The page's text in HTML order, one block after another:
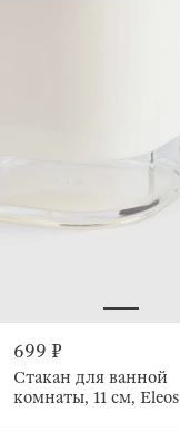
699 ₽
Стакан для ванной
комнаты, 11 см, Eleos